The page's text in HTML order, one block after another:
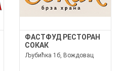
ФАСТФУД РЕСТОРАН
СОКАК
Љубићка 1б, Вождовац